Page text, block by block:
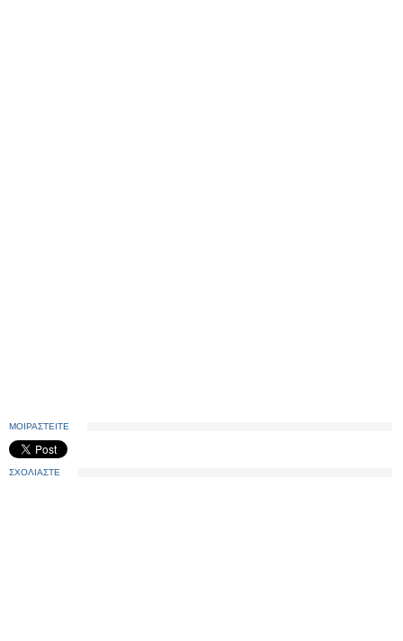
ΜΟΙΡΑΣΤΕΙΤΕ
ΣΧΟΛΙΑΣΤΕ